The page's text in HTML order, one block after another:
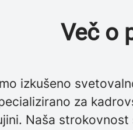
Več o
izkušeno
za
Naša